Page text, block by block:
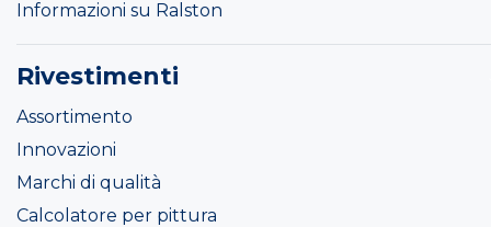
Informazioni su Ralston
Rivestimenti
Assortimento
Innovazioni
Marchi di qualità
Calcolatore per pittura